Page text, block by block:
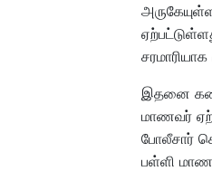
இதனை
மாணவர்
போலீசார்
பள்ளி